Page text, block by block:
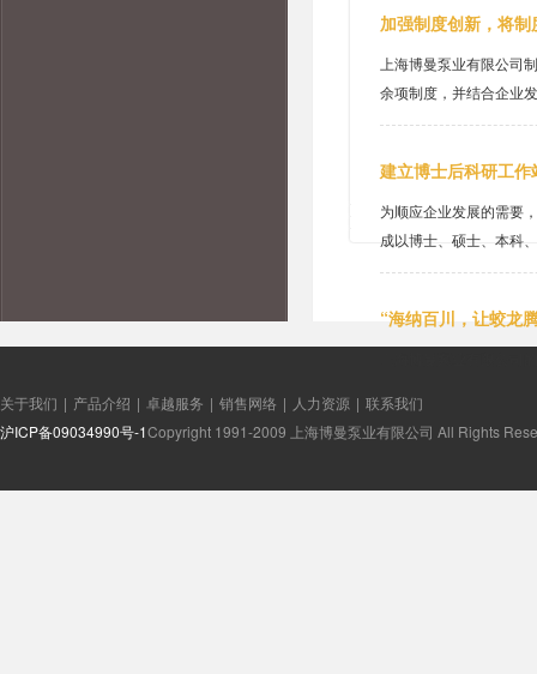
加强制度创新，将
上海博曼泵业有限公司
余项制度，并结合企业
建立博士后科研工
为顺应企业发展的需要
成以博士、硕士、本科
“海纳百川，让蛟龙
关于我们 | 产品介绍 | 卓越服务 | 销售网络 | 人力资源 | 联系我们
Copyright 1991-2009 上海博曼泵业有限公司 All Rights
沪ICP备09034990号-1